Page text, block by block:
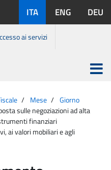
disponibili:
ITA ENG DEU
ai servizi
Apri
menu
Mese
Giorno
sulle negoziazioni ad alta
finanziari
ai valori mobiliari e agli